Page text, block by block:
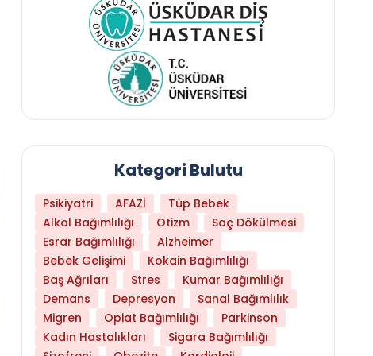
Hangi Yaşta Hangi Testi Yaptırmanız
Kategori Bulutu
Psikiyatri AFAZİ
Tüp Bebek
Alkol Bağımlılığı
Otizm
Saç Dökülmesi
Esrar Bağımlılığı
Alzheimer
Bebek Gelişimi
Kokain Bağımlılığı
Baş Ağrıları
Stres
Kumar Bağımlılığı
Demans
Depresyon
Sanal Bağımlılık
Migren
Opiat Bağımlılığı
Parkinson
Kadın Hastalıkları
Sigara Bağımlılığı